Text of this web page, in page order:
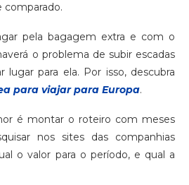
comparado.
pela bagagem extra e com o
o problema de subir escadas
lugar para ela. Por isso, descubra
para viajar para Europa.
é montar o roteiro com meses
nos sites das companhias
o valor para o período, e qual a